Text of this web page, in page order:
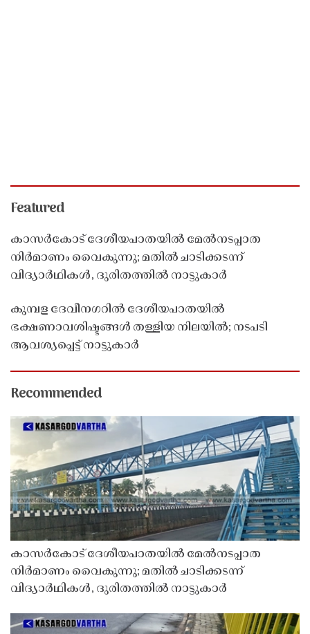
Featured
കാസർകോട് ദേശീയപാതയിൽ മേൽനടപ്പാത
നിർമാണം വൈകുന്നു; മതിൽ ചാടിക്കടന്ന്
വിദ്യാർഥികൾ, ദുരിതത്തിൽ നാട്ടുകാർ
കുമ്പള ദേവീനഗറിൽ ദേശീയപാതയിൽ
ഭക്ഷണാവശിഷ്ടങ്ങൾ തള്ളിയ നിലയിൽ; നടപടി
ആവശ്യപ്പെട്ട് നാട്ടുകാർ
Recommended
കാസർകോട് ദേശീയപാതയിൽ മേൽനടപ്പാത
നിർമാണം വൈകുന്നു; മതിൽ ചാടിക്കടന്ന്
വിദ്യാർഥികൾ, ദുരിതത്തിൽ നാട്ടുകാർ